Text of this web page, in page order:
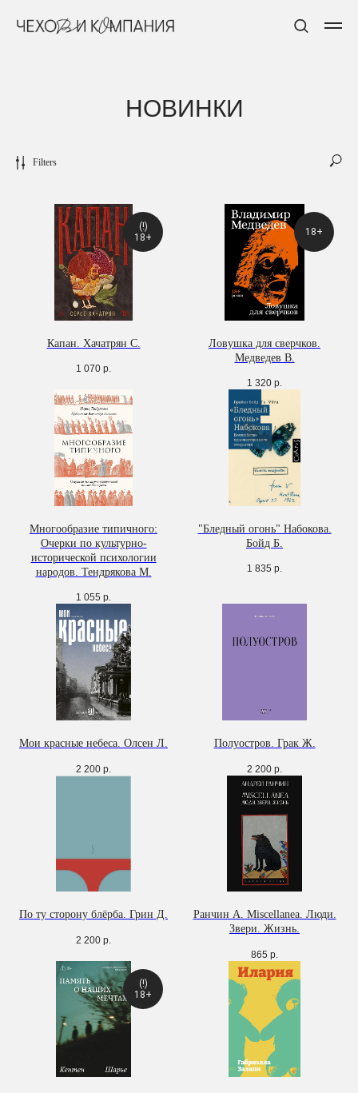
НОВИНКИ
Filters
(!)
18+
Капан. Хачатрян С.
1 070 р.
18+
Ловушка для сверчков.
Медведев В.
1 320 р.
Многообразие типичного:
Очерки по культурно-
исторической психологии
народов. Тендрякова М.
1 055 р.
"Бледный огонь" Набокова.
Бойд Б.
1 835 р.
Мои красные небеса. Олсен Л.
2 200 р.
Полуостров. Грак Ж.
2 200 р.
По ту сторону блёрба. Грин Д.
2 200 р.
Ранчин А. Miscellanea. Люди.
Звери. Жизнь.
865 р.
(!)
18+